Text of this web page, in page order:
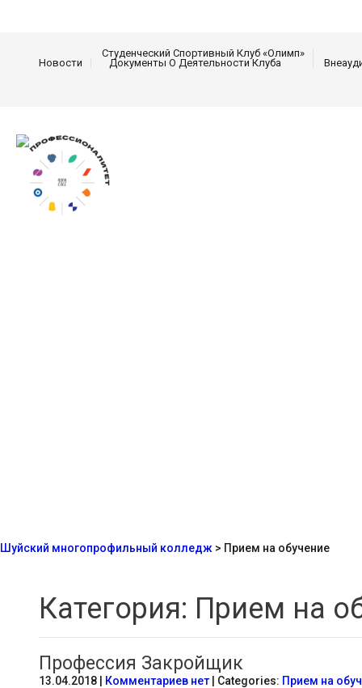
Новости
Студенческий Спортивный Клуб «Олимп»
Документы О Деятельности Клуба
Шуйский многопрофильный колледж > Прием на обучение
Категория: Прием на
Профессия Закройщик
13.04.2018 Комментариев нет | Categories: Прием на